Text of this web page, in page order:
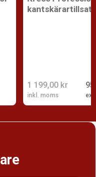
kantskärartillsats
1 199,00 kr
inkl. moms